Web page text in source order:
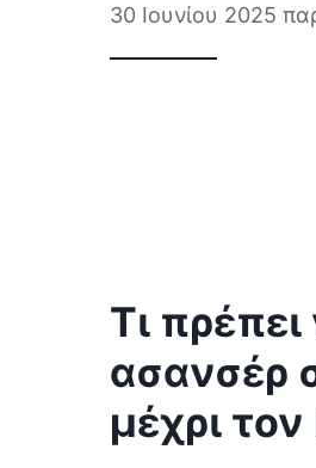
30 Ιουνίου 2025
Τι
ασανσέρ
μέχρι τον